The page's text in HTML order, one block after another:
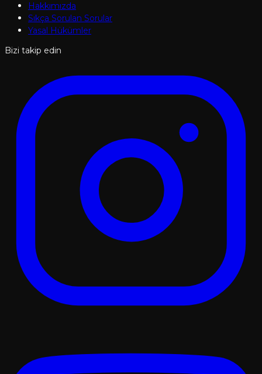
Hakkımızda
Sıkça Sorulan Sorular
Yasal Hükümler
Bizi takip edin